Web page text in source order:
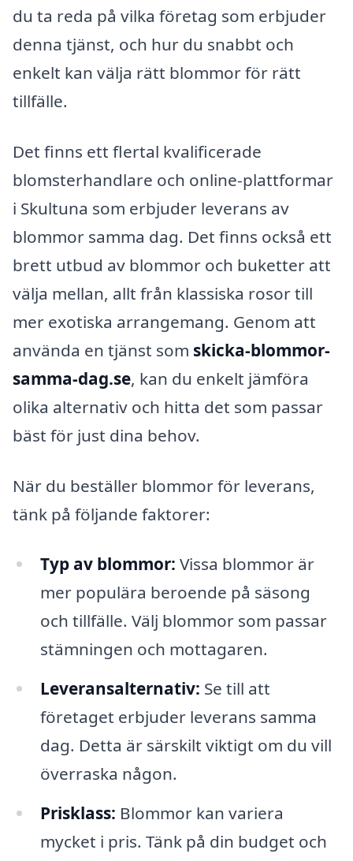
du ta reda på vilka företag som erbjuder
denna tjänst, och hur du snabbt och
enkelt kan välja rätt blommor för rätt
tillfälle.
Det finns ett flertal kvalificerade
blomsterhandlare och online-plattformar
i Skultuna som erbjuder leverans av
blommor samma dag. Det finns också ett
brett utbud av blommor och buketter att
välja mellan, allt från klassiska rosor till
mer exotiska arrangemang. Genom att
använda en tjänst som skicka-blommor-
samma-dag.se, kan du enkelt jämföra
olika alternativ och hitta det som passar
bäst för just dina behov.
När du beställer blommor för leverans,
tänk på följande faktorer:
Typ av blommor: Vissa blommor är
mer populära beroende på säsong
och tillfälle. Välj blommor som passar
stämningen och mottagaren.
Leveransalternativ: Se till att
företaget erbjuder leverans samma
dag. Detta är särskilt viktigt om du vill
överraska någon.
Prisklass: Blommor kan variera
mycket i pris. Tänk på din budget och